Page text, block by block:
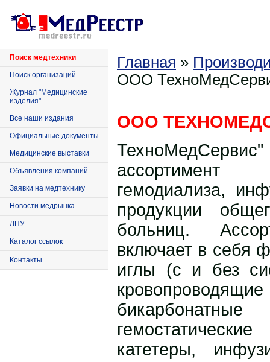
Поиск медтехники
Поиск организаций
Журнал "Медицинские
изделия"
Все наши издания
Официальные документы
Медицинские выставки
Объявления компаний
Заявки на медтехнику
Новости медрынка
ЛПУ
Каталог ссылок
Контакты
Главная »
ООО
ООО
гемодиализа,
продукции
больниц.
включает в себя
иглы (с и без
катетеры,